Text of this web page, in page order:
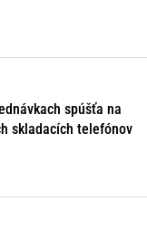
spúšťa na
skladacích telefónov